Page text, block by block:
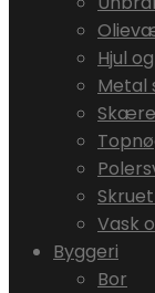
Hjul
Metal
Vask
Byggeri
Bor